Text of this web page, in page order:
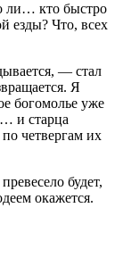
ли… кто быстро
езды? Что, всех
— стал
Я
богомолье уже
и старца
четвергам их
будет,
окажется.